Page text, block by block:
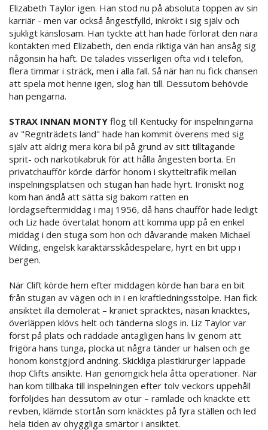
Elizabeth Taylor igen. Han stod nu på absoluta toppen av sin
karriär - men var också ångestfylld, inkrökt i sig själv och
sjukligt känslosam. Han tyckte att han hade förlorat den nära
kontakten med Elizabeth, den enda riktiga vän han ansåg sig
någonsin ha haft. De talades visserligen ofta vid i telefon,
flera timmar i sträck, men i alla fall. Så när han nu fick chansen
att spela mot henne igen, slog han till. Dessutom behövde
han pengarna.
STRAX INNAN MONTY flög till Kentucky för inspelningarna
av "Regnträdets land" hade han kommit överens med sig
själv att aldrig mera köra bil på grund av sitt tilltagande
sprit- och narkotikabruk för att hålla ångesten borta. En
privatchaufför körde därför honom i skytteltrafik mellan
inspelningsplatsen och stugan han hade hyrt. Ironiskt nog
kom han ändå att sätta sig bakom ratten en
lördagseftermiddag i maj 1956, då hans chaufför hade ledigt
och Liz hade övertalat honom att komma upp på en enkel
middag i den stuga som hon och dåvarande maken Michael
Wilding, engelsk karaktärsskådespelare, hyrt en bit upp i
bergen.
När Clift körde hem efter middagen körde han bara en bit
från stugan av vägen och in i en kraftledningsstolpe. Han fick
ansiktet illa demolerat – kraniet spräcktes, näsan knäcktes,
överläppen klövs helt och tänderna slogs in. Liz Taylor var
först på plats och räddade antagligen hans liv genom att
frigöra hans tunga, plocka ut några tänder ur halsen och ge
honom konstgjord andning. Skickliga plastkirurger lappade
ihop Clifts ansikte. Han genomgick hela åtta operationer. När
han kom tillbaka till inspelningen efter tolv veckors uppehåll
förföljdes han dessutom av otur – ramlade och knäckte ett
revben, klämde stortån som knäcktes på fyra ställen och led
hela tiden av ohyggliga smärtor i ansiktet.